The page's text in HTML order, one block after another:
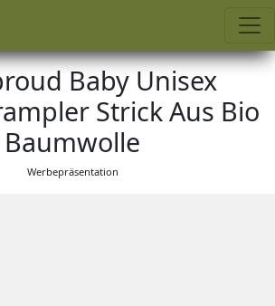
Baby Unisex
Strick Aus Bio
Baumwolle
Werbepräsentation